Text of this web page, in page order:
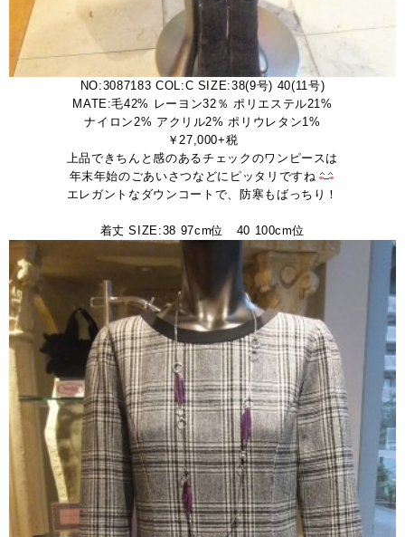
NO:3087183 COL:C SIZE:38(9号) 40(11号)
MATE:毛42% レーヨン32％ ポリエステル21%
ナイロン2% アクリル2% ポリウレタン1%
￥27,000+税
上品できちんと感のあるチェックのワンピースは
年末年始のごあいさつなどにピッタリですね
エレガントなダウンコートで、防寒もばっちり！
着丈 SIZE:38 97cm位 40 100cm位